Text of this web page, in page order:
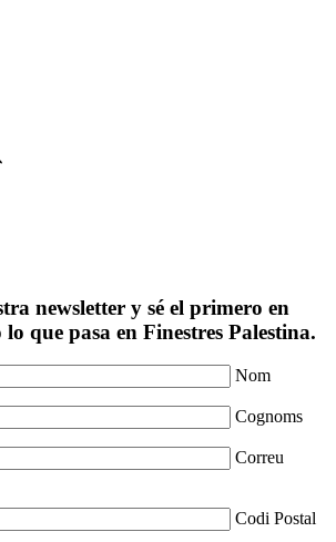
newsletter y sé el primero en
que pasa en Finestres Palestina.
Nom
Cognoms
Correu
Codi Postal